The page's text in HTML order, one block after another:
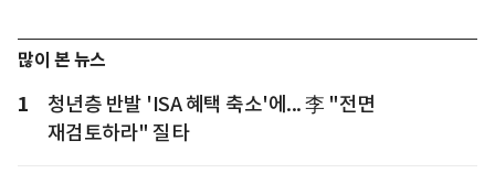
많이 본 뉴스
1
청년층 반발 'ISA 혜택 축소'에... 李 "전면
재검토하라" 질타